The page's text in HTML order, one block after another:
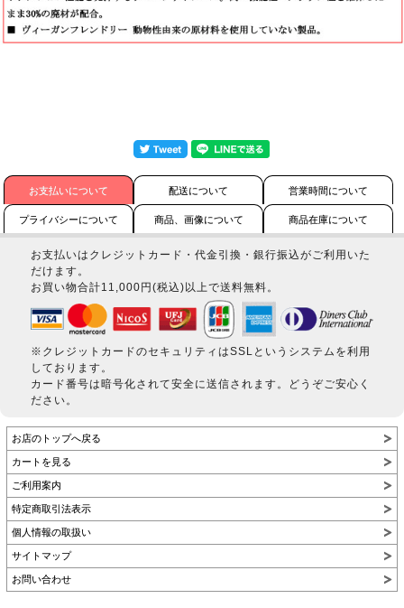
お支払いについて 配送について 営業時間について
プライバシーについて 商品、画像について 商品在庫について
お支払いはクレジットカード・代金引換・銀行振込がご利用いた
だけます。
お買い物合計11,000円(税込)以上で送料無料。
※クレジットカードのセキュリティはSSLというシステムを利用
しております。
カード番号は暗号化されて安全に送信されます。どうぞご安心く
ださい。
お店のトップへ戻る
カートを見る
ご利用案内
特定商取引法表示
個人情報の取扱い
サイトマップ
お問い合わせ